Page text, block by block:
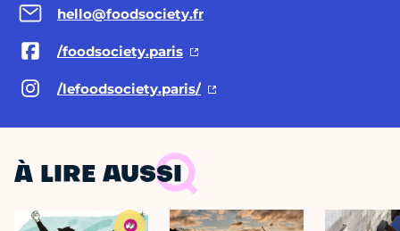
hello@foodsociety.fr
/foodsociety.paris
/lefoodsociety.paris/
À LIRE AUSSI